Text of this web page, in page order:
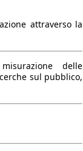
attraverso la
delle
sul pubblico,